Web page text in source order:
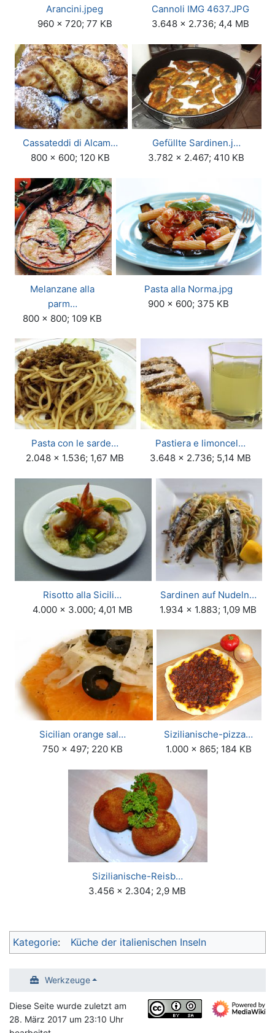
Arancini.jpeg
960 × 720; 77 KB
Cannoli IMG 4637.JPG
3.648 × 2.736; 4,4 MB
Cassateddi di Alcam…
800 × 600; 120 KB
Gefüllte Sardinen.j…
3.782 × 2.467; 410 KB
Melanzane alla
parm…
800 × 800; 109 KB
Pasta alla Norma.jpg
900 × 600; 375 KB
Pasta con le sarde…
2.048 × 1.536; 1,67 MB
Pastiera e limoncel…
3.648 × 2.736; 5,14 MB
Risotto alla Sicili…
4.000 × 3.000; 4,01 MB
Sardinen auf Nudeln…
1.934 × 1.883; 1,09 MB
Sicilian orange sal…
750 × 497; 220 KB
Sizilianische-pizza…
1.000 × 865; 184 KB
Sizilianische-Reisb…
3.456 × 2.304; 2,9 MB
Kategorie: Küche der italienischen Inseln
Werkzeuge
Diese Seite wurde zuletzt am
28. März 2017 um 23:10 Uhr